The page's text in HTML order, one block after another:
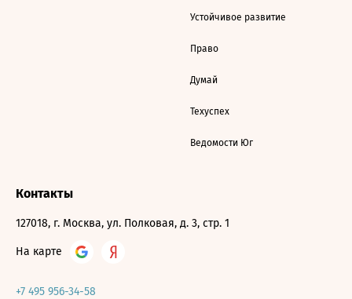
Устойчивое развитие
Право
Думай
Техуспех
Ведомости Юг
Контакты
127018, г. Москва, ул. Полковая, д. 3, стр. 1
На карте
+7 495 956-34-58